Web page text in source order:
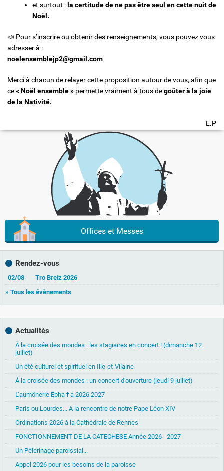
et surtout : la certitude de ne pas être seul en cette nuit de
Noël.
📣 Pour s’inscrire ou obtenir des renseignements, vous pouvez vous
adresser à :
noelensemblejp2@gmail.com
Merci à chacun de relayer cette proposition autour de vous, afin que
ce« Noël ensemble » permette vraiment à tous degoûter à la joie
de la Nativité.
E.P
Offices et Messes
Rendez-vous
02/08
Tro Breiz 2026
» Tous les évènements
Actualités
À la croisée des mondes : les stagiaires en concert ! (dimanche 12
juillet)
Un été culturel et spirituel en Ille-et-Vilaine
À la croisée des mondes : un concert d’ouverture (jeudi 9 juillet)
L’aumônerie Epha✝a 2026 2027
Paris ou Lourdes... A la rencontre de notre Pape Léon XIV
Ordinations 2026 à la Cathédrale de Rennes
FONCTIONNEMENT DE LA CATECHESE Année 2026 - 2027
Un Pèlerinage paroissial...
Appel 2026 pour les besoins de la paroisse